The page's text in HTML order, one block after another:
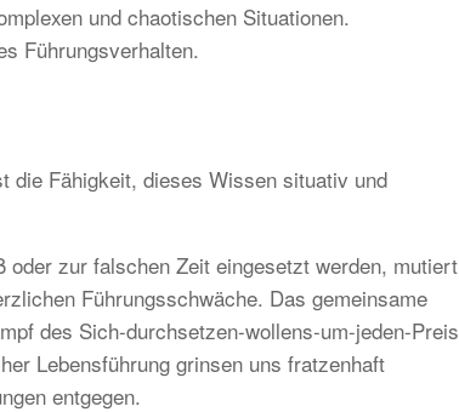
und chaotischen Situationen.
Führungsverhalten.
die Fähigkeit, dieses Wissen situativ und
oder zur falschen Zeit eingesetzt werden, mutiert
Führungsschwäche. Das gemeinsame
des Sich-durchsetzen-wollens-um-jeden-
Lebensführung grinsen uns fratzenhaft
entgegen.